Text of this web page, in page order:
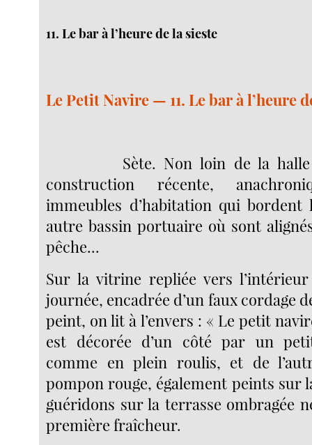
11. Le bar à l’heure de la sieste
Le Petit Navire — 11. Le bar à l’heure
Sète. Non loin de la
construction récente,
immeubles d’habitation qui bordent
autre bassin portuaire où sont
pêche...
Sur la vitrine repliée vers
journée, encadrée d’un faux cordage
peint, on lit à l’envers : « Le petit
est décorée d’un côté par un
comme en plein roulis, et de
pompon rouge, également peints sur
guéridons sur la terrasse ombragée
première fraîcheur.